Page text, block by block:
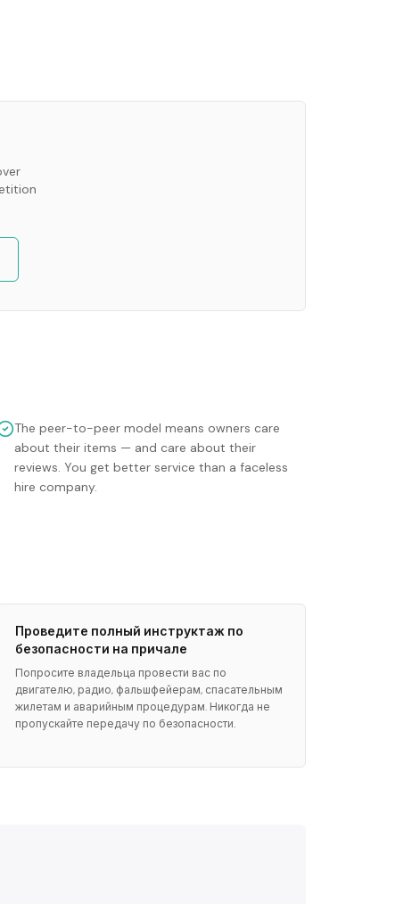
The peer-to-peer model means owners care
about their items — and care about their
reviews. You get better service than a faceless
hire company.
Проведите полный инструктаж по
безопасности на причале
Попросите владельца провести вас по
двигателю, радио, фальшфейерам, спасательным
жилетам и аварийным процедурам. Никогда не
пропускайте передачу по безопасности.